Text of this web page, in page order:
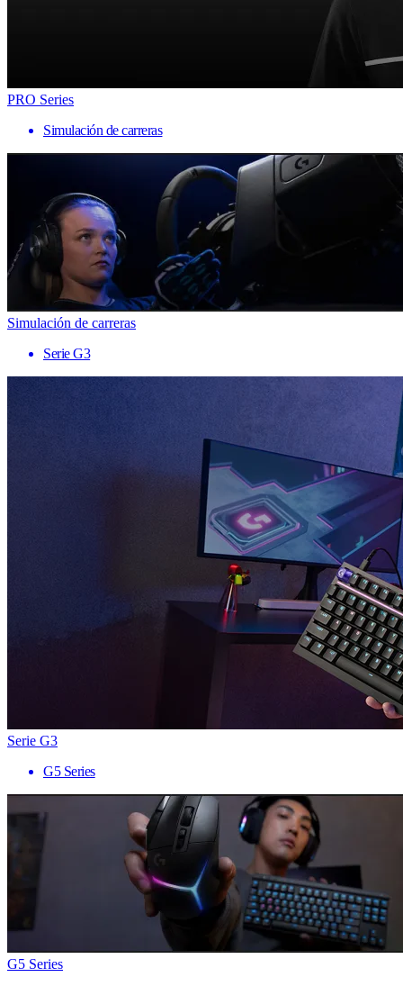
PRO Series
Simulación de carreras
Simulación de carreras
Serie G3
Serie G3
G5 Series
G5 Series